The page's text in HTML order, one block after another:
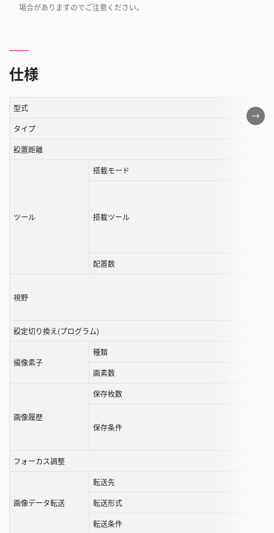
場合がありますのでご注意ください。
仕様
こ
の
型式
タイプ
設置距離
ツール
搭載モード
搭載ツール
配置数
視野
設定切り換え(プログラム)
撮像素子
種類
画素数
画像履歴
保存枚数
保存条件
フォーカス調整
画像データ転送
転送先
転送形式
転送条件